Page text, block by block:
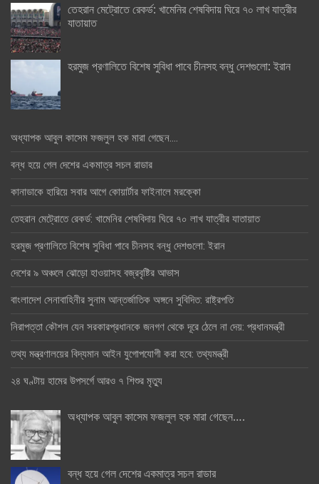
তেহরান মেট্রোতে রেকর্ড: খামেনির শেষবিদায় ঘিরে ৭০ লাখ যাত্রীর
যাতায়াত
হরমুজ প্রণালিতে বিশেষ সুবিধা পাবে চীনসহ বন্ধু দেশগুলো: ইরান
অধ্যাপক আবুল কাসেম ফজলুল হক মারা গেছেন….
বন্ধ হয়ে গেল দেশের একমাত্র সচল রাডার
কানাডাকে হারিয়ে সবার আগে কোয়ার্টার ফাইনালে মরক্কো
তেহরান মেট্রোতে রেকর্ড: খামেনির শেষবিদায় ঘিরে ৭০ লাখ যাত্রীর যাতায়াত
হরমুজ প্রণালিতে বিশেষ সুবিধা পাবে চীনসহ বন্ধু দেশগুলো: ইরান
দেশের ৯ অঞ্চলে ঝোড়ো হাওয়াসহ বজ্রবৃষ্টির আভাস
বাংলাদেশ সেনাবাহিনীর সুনাম আন্তর্জাতিক অঙ্গনে সুবিদিত: রাষ্ট্রপতি
নিরাপত্তা কৌশল যেন সরকারপ্রধানকে জনগণ থেকে দূরে ঠেলে না দেয়: প্রধানমন্ত্রী
তথ্য মন্ত্রণালয়ের বিদ্যমান আইন যুগোপযোগী করা হবে: তথ্যমন্ত্রী
২৪ ঘণ্টায় হামের উপসর্গে আরও ৭ শিশুর মৃত্যু
অধ্যাপক আবুল কাসেম ফজলুল হক মারা গেছেন….
বন্ধ হয়ে গেল দেশের একমাত্র সচল রাডার